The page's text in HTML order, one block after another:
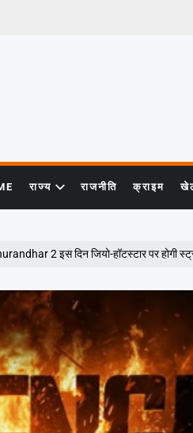
राज्य राजनीति क्राइम
2 इस दिन जियो-हॉटस्टार पर होगी